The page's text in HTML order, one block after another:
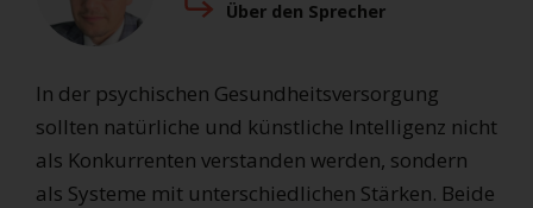
Über den Sprecher
In der psychischen Gesundheitsversorgung
sollten natürliche und künstliche Intelligenz nicht
als Konkurrenten verstanden werden, sondern
als Systeme mit unterschiedlichen Stärken. Beide